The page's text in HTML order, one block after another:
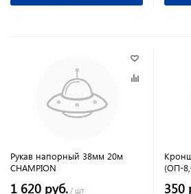
Рукав напорный 38мм 20м
CHAMPION
1 620 руб. / шт 350